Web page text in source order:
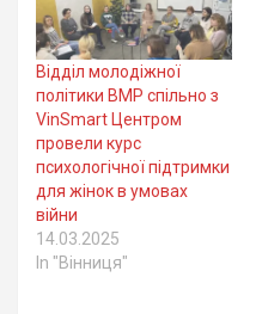
Відділ молодіжної
політики ВМР спільно з
VinSmart Центром
провели курс
психологічної підтримки
для жінок в умовах
війни
14.03.2025
In "Вінниця"